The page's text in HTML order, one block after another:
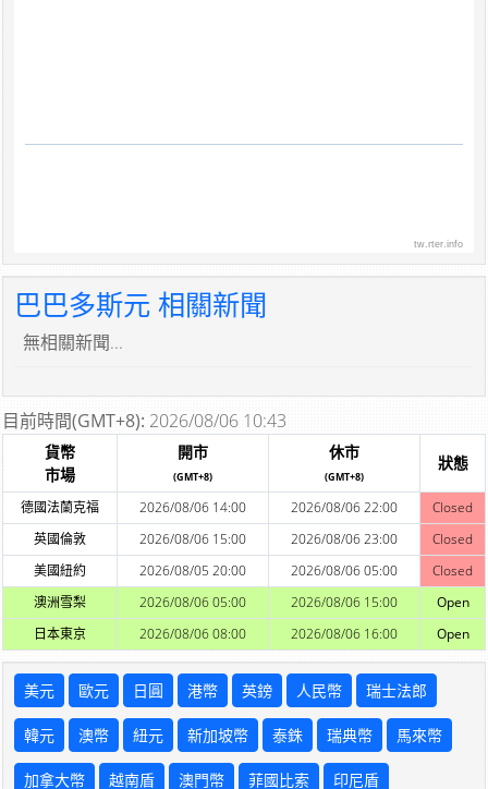
tw.rter.info
巴巴多斯元 相關新聞
無相關新聞...
目前時間(GMT+8): 2026/08/06 10:43
貨幣
市場
開市
(GMT+8)
休市
(GMT+8)
狀態
德國法蘭克福 2026/08/06 14:00 2026/08/06 22:00
Closed
英國倫敦
2026/08/06 15:00 2026/08/06 23:00
Closed
美國紐約
2026/08/05 20:00 2026/08/06 05:00
Closed
澳洲雪梨
2026/08/06 05:00 2026/08/06 15:00
Open
日本東京
2026/08/06 08:00 2026/08/06 16:00 Open
美元 歐元 日圓 港幣 英鎊 人民幣 瑞士法郎
韓元 澳幣 紐元 新加坡幣 泰銖 瑞典幣 馬來幣
加拿大幣 越南盾 澳門幣 菲國比索 印尼盾